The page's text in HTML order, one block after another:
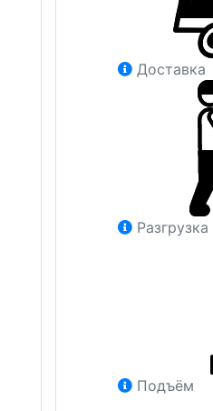
Доставка
Разгрузка
Подъём